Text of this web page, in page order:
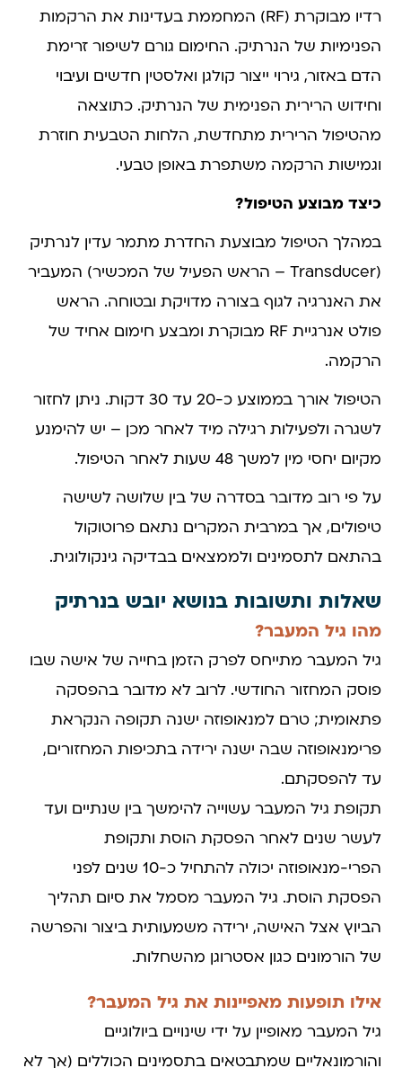
רדיו מבוקרת (RF) המחממת בעדינות את הרקמות
הפנימיות של הנרתיק. החימום גורם לשיפור זרימת
הדם באזור, גירוי ייצור קולגן ואלסטין חדשים ועיבוי
וחידוש הרירית הפנימית של הנרתיק. כתוצאה
מהטיפול הרירית מתחדשת, הלחות הטבעית חוזרת
וגמישות הרקמה משתפרת באופן טבעי.
כיצד מבוצע הטיפול?
במהלך הטיפול מבוצעת החדרת מתמר עדין לנרתיק
(Transducer – הראש הפעיל של המכשיר) המעביר
את האנרגיה לגוף בצורה מדויקת ובטוחה. הראש
פולט אנרגיית RF מבוקרת ומבצע חימום אחיד של
הרקמה.
הטיפול אורך בממוצע כ-20 עד 30 דקות. ניתן לחזור
לשגרה ולפעילות רגילה מיד לאחר מכן – יש להימנע
מקיום יחסי מין למשך 48 שעות לאחר הטיפול.
על פי רוב מדובר בסדרה של בין שלושה לשישה
טיפולים, אך במרבית המקרים נתאם פרוטוקול
בהתאם לתסמינים ולממצאים בבדיקה גינקולוגית.
שאלות ותשובות בנושא יובש בנרתיק
מהו גיל המעבר?
גיל המעבר מתייחס לפרק הזמן בחייה של אישה שבו
פוסק המחזור החודשי. לרוב לא מדובר בהפסקה
פתאומית; טרם למנאופוזה ישנה תקופה הנקראת
פרימנאופוזה שבה ישנה ירידה בתכיפות המחזורים,
עד להפסקתם.
תקופת גיל המעבר עשוייה להימשך בין שנתיים ועד
לעשר שנים לאחר הפסקת הוסת ותקופת
הפרי-מנאופוזה יכולה להתחיל כ-10 שנים לפני
הפסקת הוסת. גיל המעבר מסמל את סיום תהליך
הביוץ אצל האישה, ירידה משמעותית ביצור והפרשה
של הורמונים כגון אסטרוגן מהשחלות.
אילו תופעות מאפיינות את גיל המעבר?
גיל המעבר מאופיין על ידי שינויים ביולוגיים
והורמונאליים שמתבטאים בתסמינים הכוללים (אך לא